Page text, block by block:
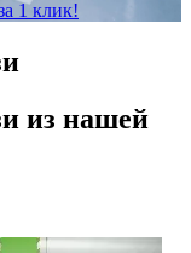
1 клик!
из нашей